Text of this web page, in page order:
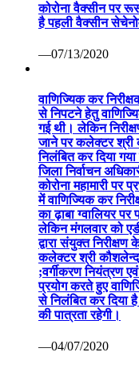
कोरोना वैक्सीन पर
है पहली वैक्सीन
—07/13/2020
वाणिज्यिक कर
से निपटने हेतु
गई थी। लेकिन
जाने पर कलेक्टर श्री
निलंबित कर दिया
जिला निर्वाचन
कोरोना महामारी
में वाणिज्यिक कर
का ढ़ाबा ग्वालियर
लेकिन मंगलवार को
द्वारा संयुक्त
कलेक्टर श्री
;वर्गीकरण नियंत्रण
प्रयोग करते हुए
से निलंबित कर दिया
की पात्रता रहेगी।
—04/07/2020